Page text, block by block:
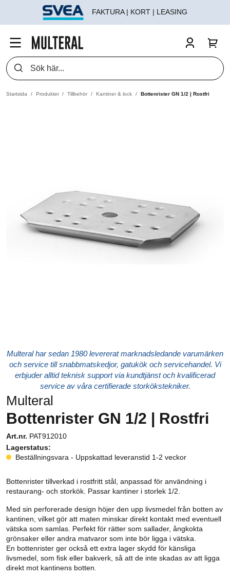
FAKTURA | KORT | LEASING
Startsida Produkter Tillbehör Kantiner & lock Bottenrister GN 1/2 | Rostfri
Multeral har sedan 1980 levererat marknadsledande varumärken
och service till snabbmatskedjor, gatukök och servicehandel. Vi
erbjuder alltid teknisk support via kundtjänst och kvalificerad
service av våra certifierade storkökstekniker.
Multeral
Bottenrister GN 1/2 | Rostfri
Art.nr. PAT912010
Lagerstatus:
Beställningsvara - Uppskattad leveranstid 1-2 veckor
Bottenrister tillverkad i rostfritt stål, anpassad för användning i
restaurang- och storkök. Passar kantiner i storlek 1/2.
Med sin perforerade design höjer den upp livsmedel från botten av
kantinen, vilket gör att maten minskar direkt kontakt med eventuell
vätska som samlas. Perfekt för rätter som sallader, ångkokta
grönsaker eller andra matvaror som inte bör ligga i vätska.
En bottenrister ger också ett extra lager skydd för känsliga
livsmedel, som fisk eller bakverk, så att de inte skadas av att ligga
direkt mot kantinens botten.